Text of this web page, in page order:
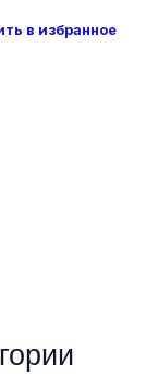
в избранное